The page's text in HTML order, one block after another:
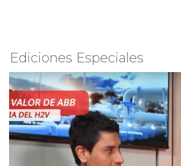
Ediciones Especiales